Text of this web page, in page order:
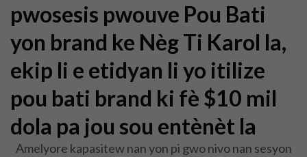
pwosesis pwouve Pou Bati
yon brand ke Nèg Ti Karol la,
ekip li e etidyan li yo itilize
pou bati brand ki fè $10 mil
dola pa jou sou entènèt la
Amelyore kapasitew nan yon pi gwo nivo nan sesyon